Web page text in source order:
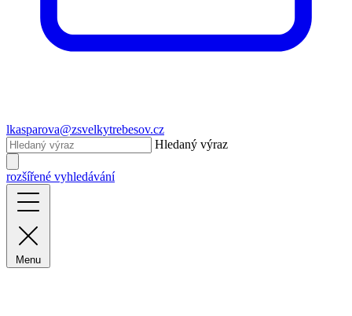
lkasparova@zsvelkytrebesov.cz
Hledaný výraz
rozšířené vyhledávání
Menu